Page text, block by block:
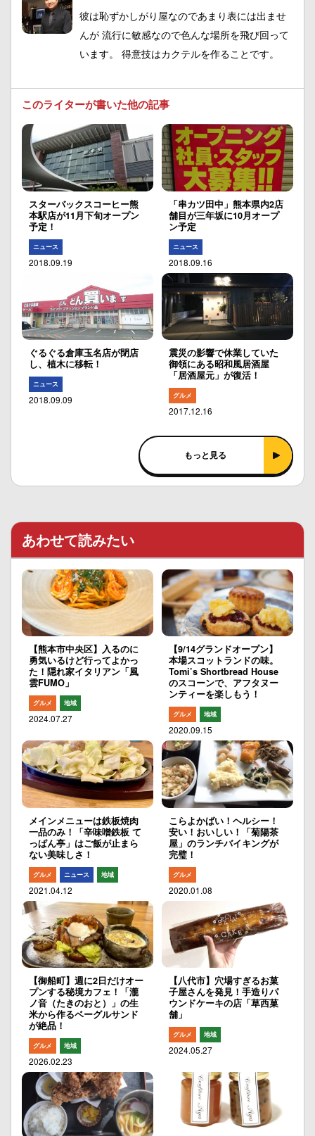
彼は恥ずかしがり屋なのであまり表には出ませ
んが 流行に敏感なので色んな場所を飛び回って
います。 得意技はカクテルを作ることです。
このライターが書いた他の記事
スターバックスコーヒー熊
本駅店が11月下旬オープン
予定！
ニュース
2018.09.19
「串カツ田中」熊本県内2店
舗目が三年坂に10月オープ
ン予定
ニュース
2018.09.16
ぐるぐる倉庫玉名店が閉店
し、植木に移転！
ニュース
2018.09.09
震災の影響で休業していた
御領にある昭和風居酒屋
「居酒屋元」が復活！
グルメ
2017.12.16
もっと見る
あわせて読みたい
【熊本市中央区】入るのに
勇気いるけど行ってよかっ
た！隠れ家イタリアン「風
雲FUMO」
グルメ 地域
2024.07.27
【9/14グランドオープン】
本場スコットランドの味。
Tomi’s Shortbread House
のスコーンで、アフタヌー
ンティーを楽しもう！
グルメ 地域
2020.09.15
メインメニューは鉄板焼肉
一品のみ！「辛味噌鉄板 て
っぱん亭」はご飯が止まら
ない美味しさ！
グルメ ニュース 地域
2021.04.12
こらよかばい！ヘルシー！
安い！おいしい！「菊陽茶
屋」のランチバイキングが
完璧！
グルメ
2020.01.08
【御船町】週に2日だけオー
プンする秘境カフェ！「瀧
ノ音（たきのおと）」の生
米から作るベーグルサンド
が絶品！
グルメ 地域
2026.02.23
【八代市】穴場すぎるお菓
子屋さんを発見！手造りパ
ウンドケーキの店「草西菓
舗」
グルメ 地域
2024.05.27